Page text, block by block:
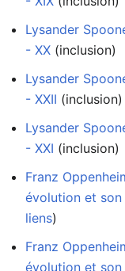
Lysander
- XX (inclusion) ‎
Lysander
- XXII (inclusion) ‎
Lysander
- XXI (inclusion) ‎
Franz
évolution et
liens)
Franz
évolution et